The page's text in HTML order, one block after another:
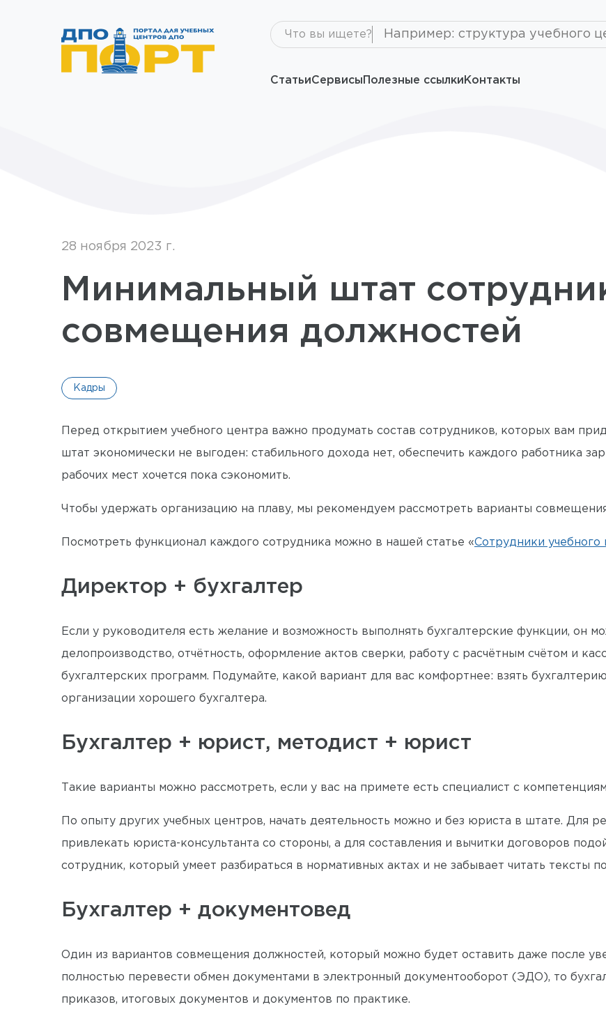
Что вы ищете?
СтатьиСервисы Полезные ссылки Контакты
28 ноября 2023 г.
Минимальный штат
совмещения должностей
Кадры
Перед открытием учебного центра важно продумать состав сотрудников, которых вам
штат экономически не выгоден: стабильного дохода нет, обеспечить каждого работника
рабочих мест хочется пока сэкономить.
Чтобы удержать организацию на плаву, мы рекомендуем рассмотреть варианты
Посмотреть функционал каждого сотрудника можно в нашей статье «Сотрудники
Директор + бухгалтер
Если у руководителя есть желание и возможность выполнять бухгалтерские функции, он
делопроизводство, отчётность, оформление актов сверки, работу с расчётным счётом и
бухгалтерских программ. Подумайте, какой вариант для вас комфортнее: взять
организации хорошего бухгалтера.
Бухгалтер + юрист, методист + юрист
Такие варианты можно рассмотреть, если у вас на примете есть специалист с
По опыту других учебных центров, начать деятельность можно и без юриста в штате. Для
привлекать юриста-консультанта со стороны, а для составления и вычитки договоров
сотрудник, который умеет разбираться в нормативных актах и не забывает читать тексты
Бухгалтер + документовед
Один из вариантов совмещения должностей, который можно будет оставить даже после
полностью перевести обмен документами в электронный документооборот (ЭДО), то
приказов, итоговых документов и документов по практике.